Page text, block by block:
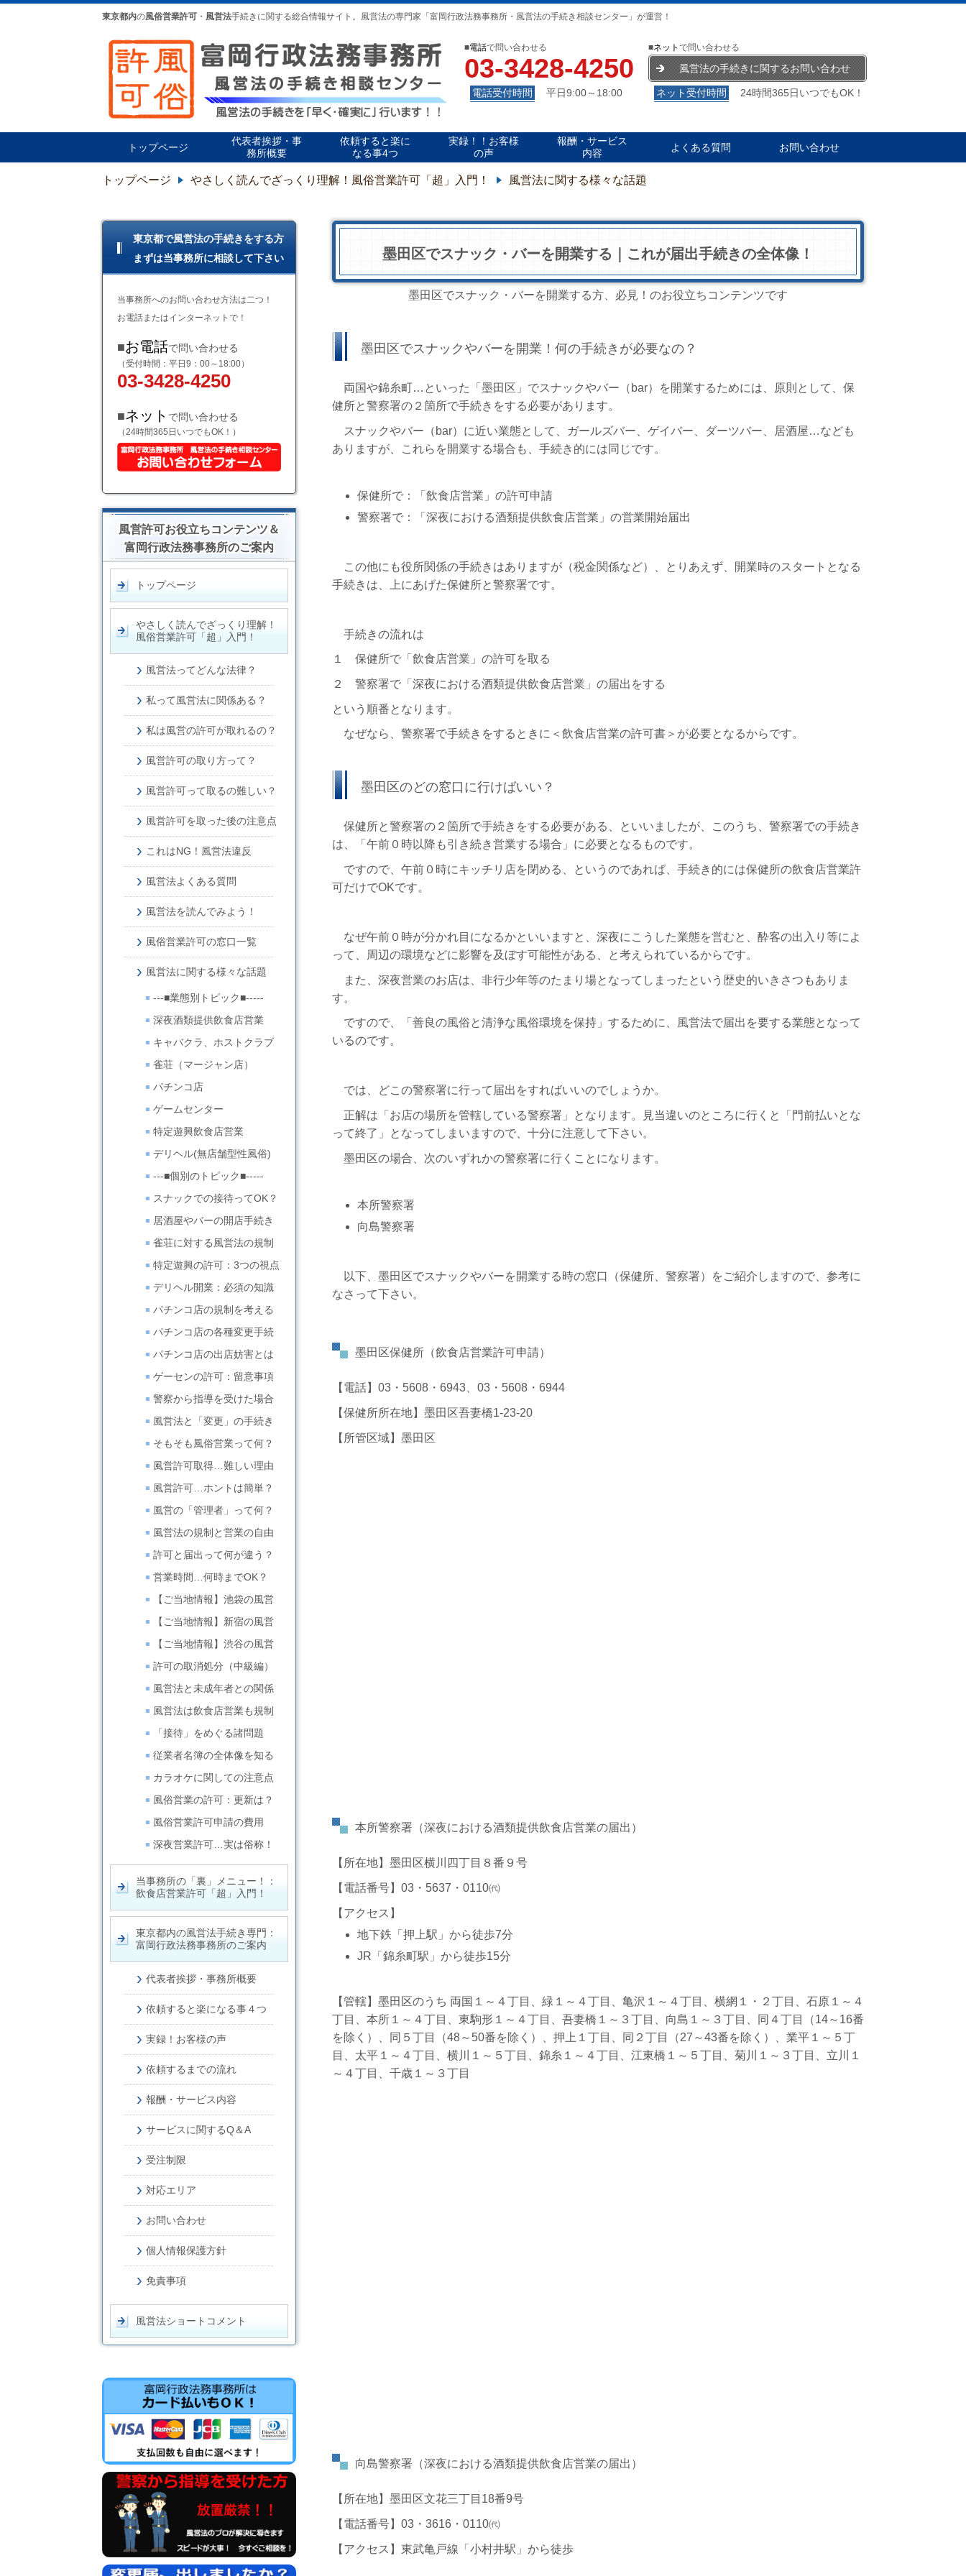
東京都内の風俗営業許可 ・ 風営法手続きに関する総合情報サイト。風営法の専門家「富岡行政法務事務所・風営法の手続き相談センター」が運営！
■電話で問い合わせる
03-3428-4250
電話受付時間 平日9:00～18:00
■ネット で問い合わせる
風営法の手続きに関するお問い合わせ
ネット受付時間 24時間365日いつでもOK！
トップページ
代表者挨拶・事
務所概要
依頼すると楽に
なる事4つ
実録！！お客様
の声
報酬・サービス
内容
よくある質問 お問い合わせ
トップページ やさしく読んでざっくり理解！風俗営業許可「超」入門！ 風営法に関する様々な話題
墨田区でスナック・バーを開業する｜これが届出手続きの全体像！
墨田区でスナック・バーを開業する方、必見！のお役立ちコンテンツです
墨田区でスナックやバーを開業！何の手続きが必要なの？
両国や錦糸町…といった「墨田区」でスナックやバー（bar）を開業するためには、原則として、保
健所と警察署の２箇所で手続きをする必要があります。
スナックやバー（bar）に近い業態として、ガールズバー、ゲイバー、ダーツバー、居酒屋…なども
ありますが、これらを開業する場合も、手続き的には同じです。
保健所で：
「飲食店営業」の許可申請
警察署で：
「深夜における酒類提供飲食店営業」の営業開始届出
この他にも役所関係の手続きはありますが（税金関係など）、とりあえず、開業時のスタートとなる
手続きは、上にあげた保健所と警察署です。
手続きの流れは
１ 保健所で「飲食店営業」の許可を取る
２ 警察署で「深夜における酒類提供飲食店営業」の届出をする
という順番となります。
なぜなら、警察署で手続きをするときに＜飲食店営業の許可書＞が必要となるからです。
墨田区のどの窓口に行けばいい？
保健所と警察署の２箇所で手続きをする必要がある、といいましたが、このうち、警察署での手続き
は、「 午前０時以降も引き続き営業する場合」に必要となるものです。
ですので、午前０時にキッチリ店を閉める、というのであれば、手続き的には保健所の飲食店営業許
可だけでOKです。
なぜ午前０時が分かれ目になるかといいますと、深夜にこうした業態を営むと、酔客の出入り等によ
って、周辺の環境などに影響を及ぼす可能性がある、と考えられているからです。
また、深夜営業のお店は、非行少年等のたまり場となってしまったという歴史的いきさつもありま
す。
ですので、「善良の風俗と清浄な風俗環境を保持」するために、風営法で届出を要する業態となって
いるのです。
では、どこの警察署に行って届出をすればいいのでしょうか。
正解は「お店の場所を管轄している警察署」となります。見当違いのところに行くと「門前払いとな
って終了」となってしまいますので、十分に注意して下さい。
墨田区の場合、次のいずれかの警察署に行くことになります。
本所警察署
向島警察署
以下、墨田区でスナックやバーを開業する時の窓口（保健所、警察署）をご紹介しますので、参考に
なさって下さい。
墨田区保健所（飲食店営業許可申請）
【電話】03・5608・6943、03・5608・6944
【保健所所在地】墨田区吾妻橋1-23-20
【所管区域】墨田区
本所警察署 （深夜における酒類提供飲食店営業の届出）
【所在地】墨田区横川四丁目８番９号
【電話番号】03・5637・0110㈹
【アクセス】
地下鉄「押上駅」から徒歩7分
JR「錦糸町駅」から徒歩15分
【管轄】墨田区のうち 両国１～４丁目、緑１～４丁目、亀沢１～４丁目、横網１・２丁目、石原１～４
丁目、本所１～４丁目、東駒形１～４丁目、吾妻橋１～３丁目、向島１～３丁目、同４丁目（14～16番
を除く）、同５丁目（48～50番を除く）、押上１丁目、同２丁目（27～43番を除く）、業平１～５丁
目、太平１～４丁目、横川１～５丁目、錦糸１～４丁目、江東橋１～５丁目、菊川１～３丁目、立川１
～４丁目、千歳１～３丁目
向島警察署 （深夜における酒類提供飲食店営業の届出）
【所在地】墨田区文花三丁目18番9号
【電話番号】03・3616・0110㈹
【アクセス】東武亀戸線「小村井駅」から徒歩
東京都で風営法の手続きをする方
まずは当事務所に相談して下さい
当事務所へのお問い合わせ方法は二つ！
お電話またはインターネットで！
■お電話で問い合わせる
（受付時間：平日9：00～18:00）
03-3428-4250
■ネット で問い合わせる
（24時間365日いつでもOK！）
風営許可お役立ちコンテンツ＆
富岡行政法務事務所のご案内
トップページ
やさしく読んでざっくり理解！
風俗営業許可「超」入門！
風営法ってどんな法律？
私って風営法に関係ある？
私は風営の許可が取れるの？
風営許可の取り方って？
風営許可って取るの難しい？
風営許可を取った後の注意点
これはNG！風営法違反
風営法よくある質問
風営法を読んでみよう！
風俗営業許可の窓口一覧
風営法に関する様々な話題
---■業態別トピック■-----
深夜酒類提供飲食店営業
キャバクラ、ホストクラブ
雀荘（マージャン店）
パチンコ店
ゲームセンター
特定遊興飲食店営業
デリヘル(無店舗型性風俗)
---■個別のトピック■-----
スナックでの接待ってOK？
居酒屋やバーの開店手続き
雀荘に対する風営法の規制
特定遊興の許可：3つの視点
デリヘル開業：必須の知識
パチンコ店の規制を考える
パチンコ店の各種変更手続
パチンコ店の出店妨害とは
ゲーセンの許可：留意事項
警察から指導を受けた場合
風営法と「変更」の手続き
そもそも風俗営業って何？
風営許可取得…難しい理由
風営許可…ホントは簡単？
風営の「管理者」って何？
風営法の規制と営業の自由
許可と届出って何が違う？
営業時間…何時までOK？
【ご当地情報】池袋の風営
【ご当地情報】新宿の風営
【ご当地情報】渋谷の風営
許可の取消処分（中級編）
風営法と未成年者との関係
風営法は飲食店営業も規制
「接待」をめぐる諸問題
従業者名簿の全体像を知る
カラオケに関しての注意点
風俗営業の許可：更新は？
風俗営業許可申請の費用
深夜営業許可…実は俗称！
当事務所の「裏」メニュー！：
飲食店営業許可「超」入門！
東京都内の風営法手続き専門：
富岡行政法務事務所のご案内
代表者挨拶・事務所概要
依頼すると楽になる事４つ
実録！お客様の声
依頼するまでの流れ
報酬・サービス内容
サービスに関するQ＆A
受注制限
対応エリア
お問い合わせ
個人情報保護方針
免責事項
風営法ショートコメント